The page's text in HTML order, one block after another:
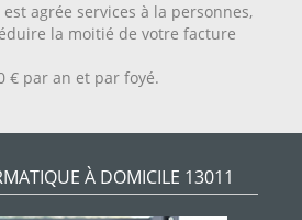
agrée services à la personnes,
la moitié de votre facture
€ par an et par foyé.
À DOMICILE 13011